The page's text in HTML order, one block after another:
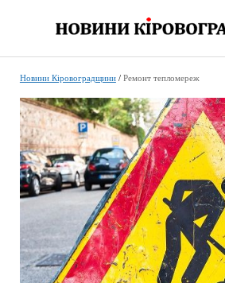
Новини Кіровоградщини/ Ремонт тепломереж